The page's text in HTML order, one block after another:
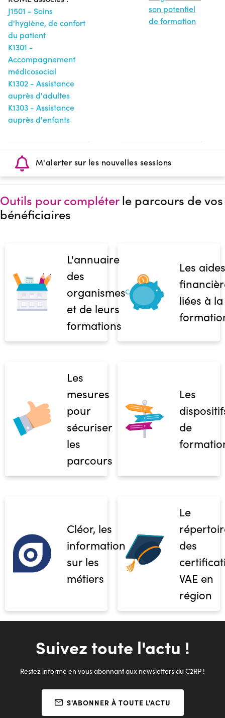
J1501 - Soins
d'hygiène, de confort
du patient
K1301 -
Accompagnement
médicosocial
K1302 - Assistance
auprès d'adultes
K1303 - Assistance
auprès d'enfants
son potentiel
de formation
M'alerter sur les nouvelles sessions
Outils pour compléterle parcours de vos
bénéficiaires
L'annuaire
des
organismes
et de leurs
formations
Les aides
liées à la
Les
mesures
pour
sécuriser
les
parcours
Les
de
Cléor, les
informations
sur les
métiers
Le
des
VAE en
région
Suivez toute l'actu !
Restez informé en vous abonnant aux newsletters du C2RP !
S'ABONNER À TOUTE L'ACTU